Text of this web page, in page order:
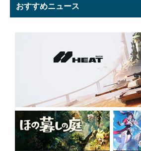
おすすめニュース